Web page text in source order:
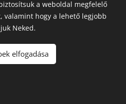
Szabályzat
a weboldal megfelelő
valamint hogy a lehető legjobb
Neked.
elfogadása